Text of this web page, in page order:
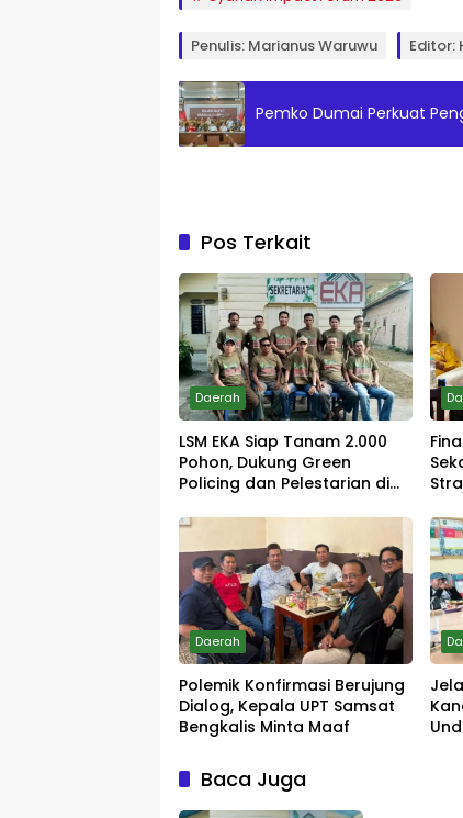
Penulis: Marianus Waruwu Editor:
Pemko Dumai Perkuat
Pos Terkait
Daerah
LSM EKA Siap Tanam 2.000
Pohon, Dukung Green
Policing dan Pelestarian di
Daerah
Polemik Konfirmasi Berujung
Dialog, Kepala UPT Samsat
Bengkalis Minta Maaf
Baca Juga